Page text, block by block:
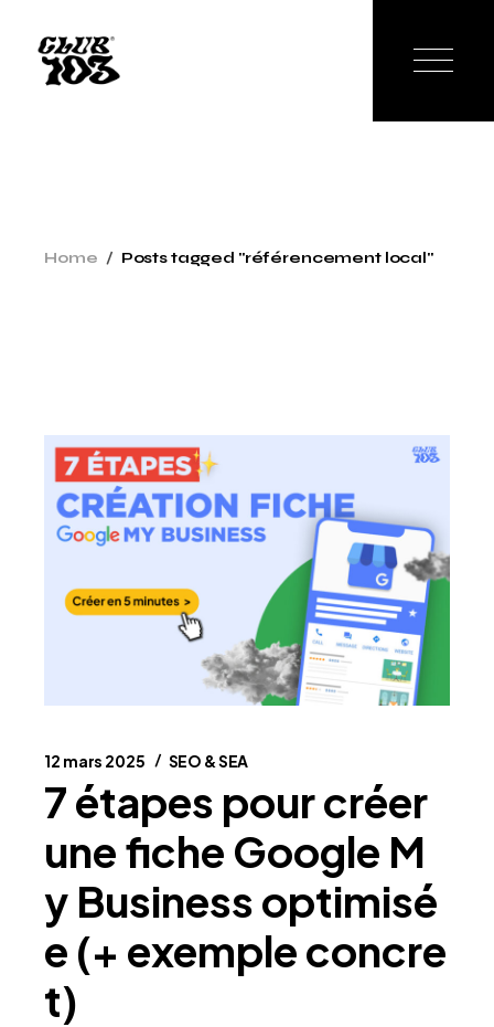
content
Home Posts tagged "référencement local"
12 mars 2025 SEO & SEA
7 étapes pour créer
une fiche Google M
y Business optimisé
e (+ exemple concre
t)